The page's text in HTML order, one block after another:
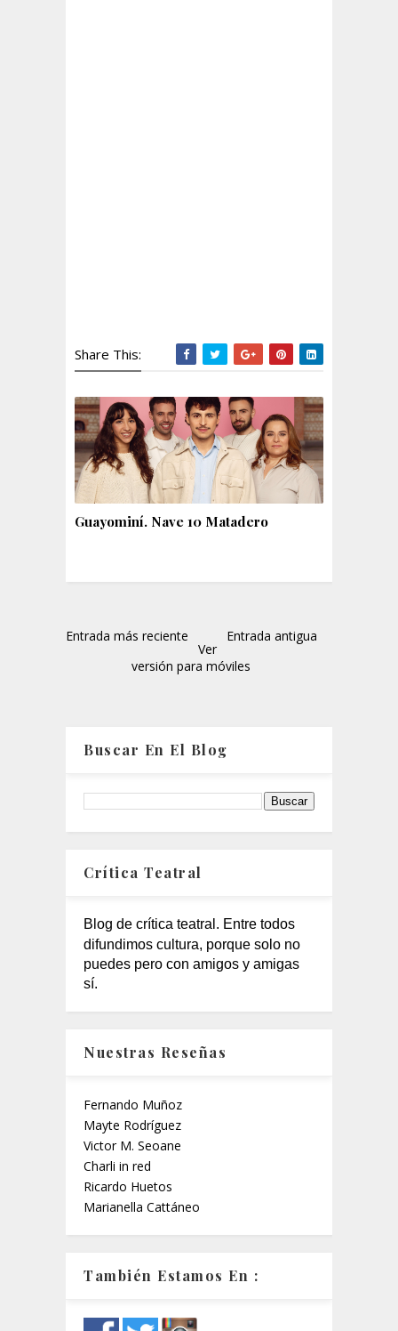
Share This:
Guayominí. Nave 10 Matadero
Entrada más reciente Entrada antigua
Ver
versión para móviles
Buscar En El Blog
Crítica Teatral
Blog de crítica teatral. Entre todos
difundimos cultura, porque solo no
puedes pero con amigos y amigas
sí.
Nuestras Reseñas
Fernando Muñoz
Mayte Rodríguez
Victor M. Seoane
Charli in red
Ricardo Huetos
Marianella Cattáneo
También Estamos En :